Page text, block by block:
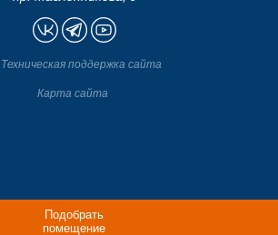
Подобрать
помещение
Техническая поддержка сайта
Карта сайта